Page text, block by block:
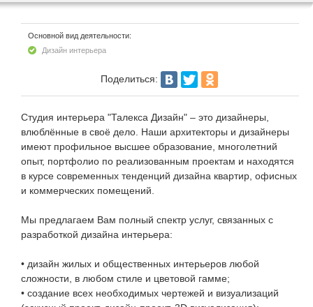
Основной вид деятельности:
Дизайн интерьера
Поделиться:
Студия интерьера "Талекса Дизайн" – это дизайнеры,
влюблённые в своё дело. Наши архитекторы и дизайнеры
имеют профильное высшее образование, многолетний
опыт, портфолио по реализованным проектам и находятся
в курсе современных тенденций дизайна квартир, офисных
и коммерческих помещений.
Мы предлагаем Вам полный спектр услуг, связанных с
разработкой дизайна интерьера:
• дизайн жилых и общественных интерьеров любой
сложности, в любом стиле и цветовой гамме;
• создание всех необходимых чертежей и визуализаций